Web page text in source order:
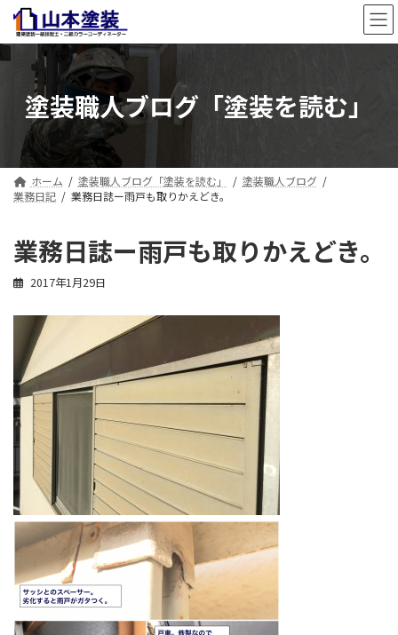
テ
ン
プ
ゲ
ー
動
塗装職人ブログ「塗装を読む」
ホーム 塗装職人ブログ「塗装を読む」
塗装職人ブログ
業務日記
業務日誌ー雨戸も取りかえどき。
業務日誌ー雨戸も取りかえどき。
2017年1月29日